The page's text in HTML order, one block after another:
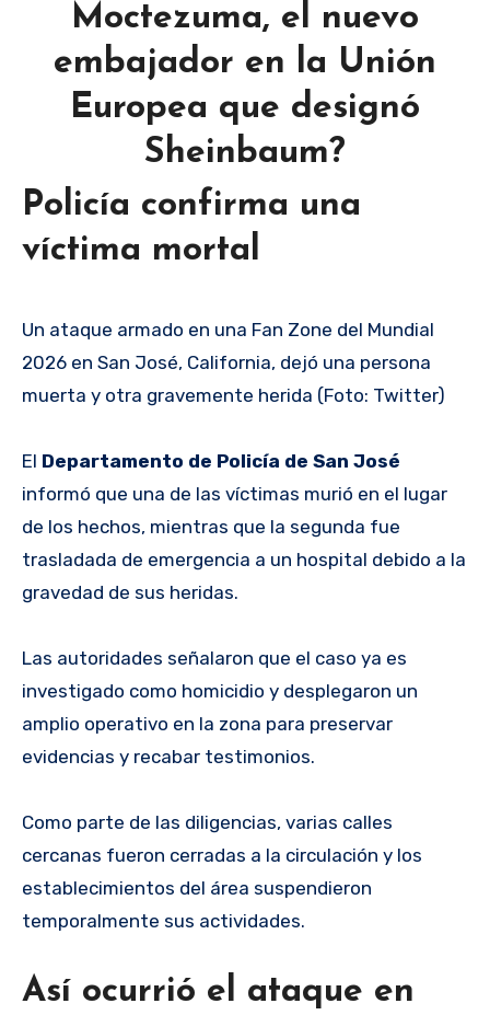
Moctezuma, el nuevo
embajador en la Unión
Europea que designó
Sheinbaum?
Policía confirma una
víctima mortal
Un ataque armado en una Fan Zone del Mundial
2026 en San José, California, dejó una persona
muerta y otra gravemente herida (Foto: Twitter)
El Departamento de Policía de San José
informó que una de las víctimas murió en el lugar
de los hechos, mientras que la segunda fue
trasladada de emergencia a un hospital debido a la
gravedad de sus heridas.
Las autoridades señalaron que el caso ya es
investigado como homicidio y desplegaron un
amplio operativo en la zona para preservar
evidencias y recabar testimonios.
Como parte de las diligencias, varias calles
cercanas fueron cerradas a la circulación y los
establecimientos del área suspendieron
temporalmente sus actividades.
Así ocurrió el ataque en